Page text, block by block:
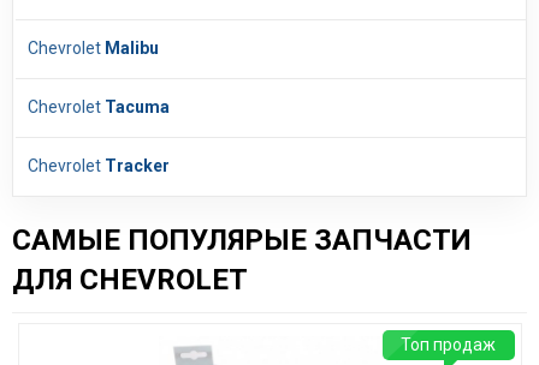
Chevrolet Malibu
Chevrolet Tacuma
Chevrolet Tracker
САМЫЕ ПОПУЛЯРЫЕ ЗАПЧАСТИ
ДЛЯ CHEVROLET
Топ продаж